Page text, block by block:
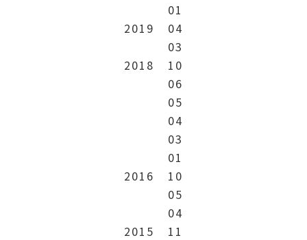
01
2019
04
03
2018
10
06
05
04
03
01
2016
10
05
04
2015
11